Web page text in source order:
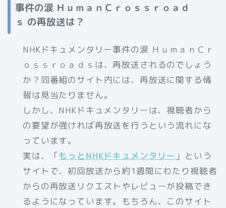
事件の涙 ＨｕｍａｎＣｒｏｓｓｒｏａｄ
ｓ の再放送は？
NHKドキュメンタリー事件の涙 ＨｕｍａｎＣｒ
ｏｓｓｒｏａｄｓは、再放送されるのでしょう
か？同番組のサイト内には、再放送に関する情
報は見当たりません。
しかし、NHKドキュメンタリーは、視聴者から
の要望が強ければ再放送を行うという流れにな
っています。
実は、「もっとNHKドキュメンタリー 」という
サイトで、初回放送から約1週間にわたり視聴者
からの再放送リクエストやレビューが投稿でき
るようになっています。もちろん、このサイト